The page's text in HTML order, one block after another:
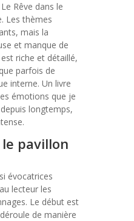
Rêve dans le
Les thèmes
mais la
et manque de
riche et détaillé,
parfois de
interne. Un livre
émotions que je
longtemps,
le pavillon
évocatrices
lecteur les
Le début est
de manière